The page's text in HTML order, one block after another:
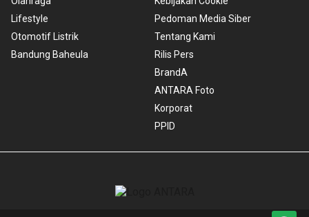
Lifestyle
Otomotif Listrik
Bandung Baheula
Pedoman Media Siber
Tentang Kami
Rilis Pers
BrandA
ANTARA Foto
Korporat
PPID